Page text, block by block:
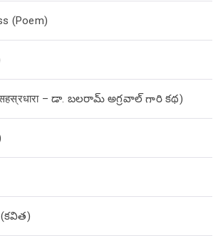
(Poem)
– డా. బలరామ్ అగ్రవాల్ గారి కథ)